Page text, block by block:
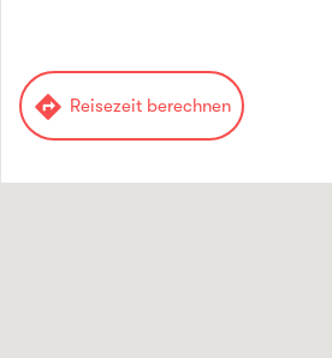
directions Reisezeit berechnen